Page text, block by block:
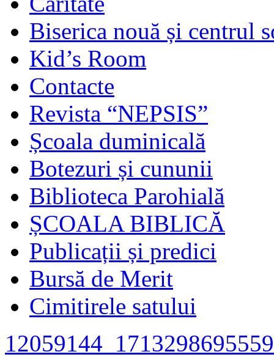
Biserica nouă și centrul
Kid’s Room
Contacte
Revista “NEPSIS”
Școala duminicală
Botezuri și cununii
Biblioteca Parohială
ȘCOALA BIBLICĂ
Publicații și predici
Bursă de Merit
Cimitirele satului